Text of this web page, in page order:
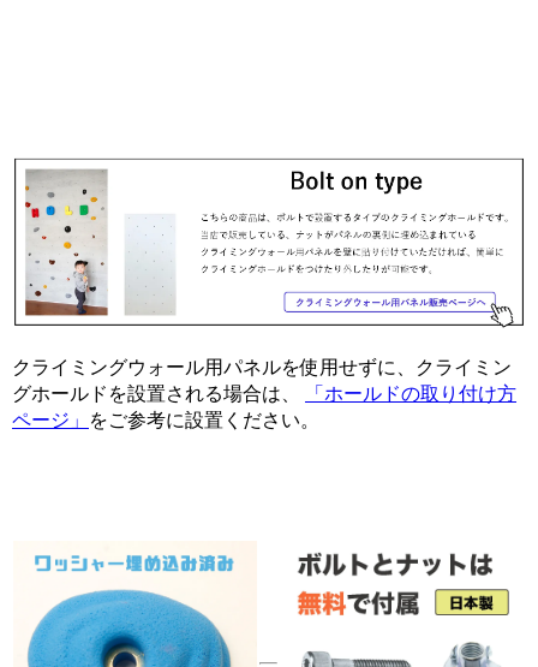
クライミングウォール用パネルを使用せずに、クライミン
グホールドを設置される場合は、
「ホールドの取り付け方
ページ」
をご参考に設置ください。